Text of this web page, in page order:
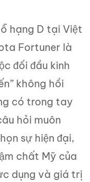
hạng D tại Việt
Fortuner là
đối đầu kinh
không hồi
có trong tay
hỏi muôn
sự hiện đại,
chất Mỹ của
dụng và giá trị